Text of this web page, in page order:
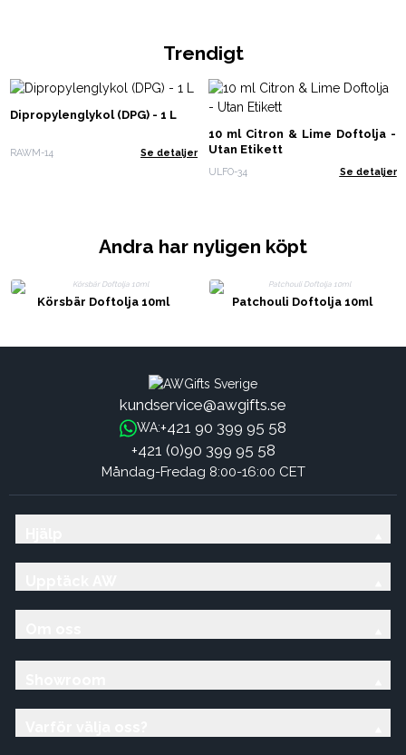
Trendigt
Dipropylenglykol (DPG) - 1 L
RAWM-14 Se detaljer
10 ml Citron & Lime Doftolja -
Utan Etikett
ULFO-34 Se detaljer
Andra har nyligen köpt
Körsbär Doftolja 10ml Patchouli Doftolja 10ml
kundservice@awgifts.se
WA:+421 90 399 95 58
+421 (0)90 399 95 58
Måndag-Fredag 8:00-16:00 CET